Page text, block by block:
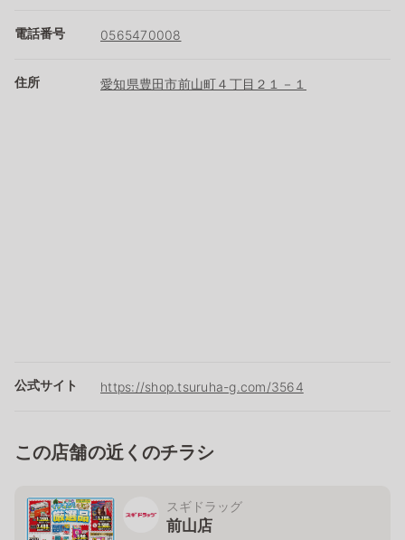
電話番号 0565470008
住所 愛知県豊田市前山町４丁目２１－１
公式サイト https://shop.tsuruha-g.com/3564
この店舗の近くのチラシ
スギドラッグ
前山店